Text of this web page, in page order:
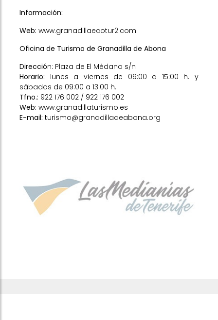
Información:
Web: www.granadillaecotur2.com
Oficina de Turismo de Granadilla de Abona
Dirección: Plaza de El Médano s/n
Horario: lunes a viernes de 09:00 a 15:00 h. y
sábados de 09:00 a 13:00 h.
Tfno.: 922 176 002 / 922 176 002
Web: www.granadillaturismo.es
E-mail: turismo@granadilladeabona.org